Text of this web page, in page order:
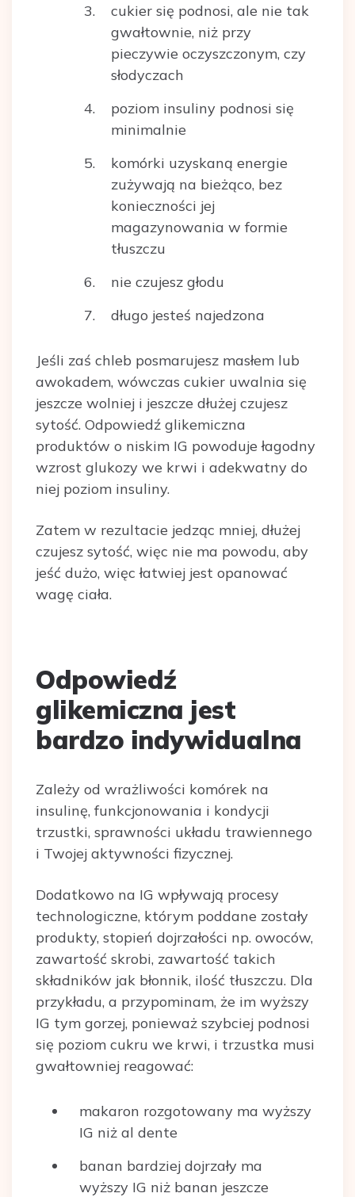
cukier się podnosi, ale nie tak
gwałtownie, niż przy
pieczywie oczyszczonym, czy
słodyczach
poziom insuliny podnosi się
minimalnie
komórki uzyskaną energie
zużywają na bieżąco, bez
konieczności jej
magazynowania w formie
tłuszczu
nie czujesz głodu
długo jesteś najedzona
Jeśli zaś chleb posmarujesz masłem lub
awokadem, wówczas cukier uwalnia się
jeszcze wolniej i jeszcze dłużej czujesz
sytość. Odpowiedź glikemiczna
produktów o niskim IG powoduje łagodny
wzrost glukozy we krwi i adekwatny do
niej poziom insuliny.
Zatem w rezultacie jedząc mniej, dłużej
czujesz sytość, więc nie ma powodu, aby
jeść dużo, więc łatwiej jest opanować
wagę ciała.
Odpowiedź
glikemiczna jest
bardzo indywidualna
Zależy od wrażliwości komórek na
insulinę, funkcjonowania i kondycji
trzustki, sprawności układu trawiennego
i Twojej aktywności fizycznej.
Dodatkowo na IG wpływają procesy
technologiczne, którym poddane zostały
produkty, stopień dojrzałości np. owoców,
zawartość skrobi, zawartość takich
składników jak błonnik, ilość tłuszczu. Dla
przykładu, a przypominam, że im wyższy
IG tym gorzej, ponieważ szybciej podnosi
się poziom cukru we krwi, i trzustka musi
gwałtowniej reagować:
makaron rozgotowany ma wyższy
IG niż al dente
banan bardziej dojrzały ma
wyższy IG niż banan jeszcze